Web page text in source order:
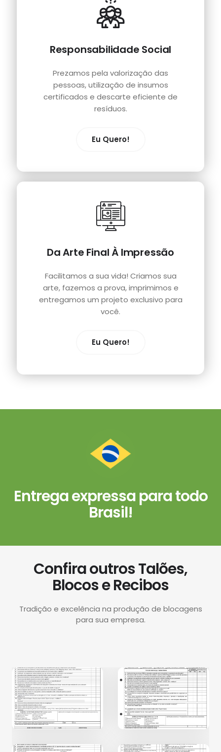
Responsabilidade Social
Prezamos pela valorização das
pessoas, utilização de insumos
certificados e descarte eficiente de
resíduos.
Eu Quero!
Da Arte Final À Impressão
Facilitamos a sua vida! Criamos sua
arte, fazemos a prova, imprimimos e
entregamos um projeto exclusivo para
você.
Eu Quero!
Entrega expressa para todo
Brasil!
Confira outros Talões,
Blocos e Recibos
Tradição e excelência na produção de blocagens
para sua empresa.